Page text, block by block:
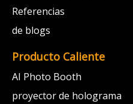
Referencias
de blogs
Producto Caliente
AI Photo Booth
proyector de holograma